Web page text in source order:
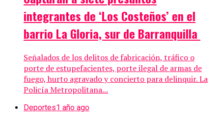
integrantes de ‘Los Costeños’ en el
barrio La Gloria, sur de Barranquilla
Señalados de los delitos de fabricación, tráfico o
porte de estupefacientes, porte ilegal de armas de
fuego, hurto agravado y concierto para delinquir. La
Policía Metropolitana...
Deportes1 año ago